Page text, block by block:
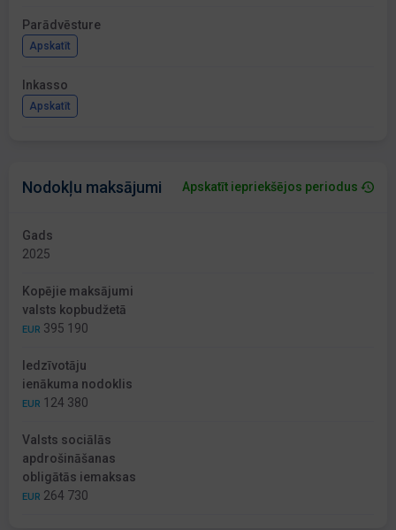
Parādvēsture
Apskatīt
Inkasso
Apskatīt
Nodokļu maksājumi Apskatīt iepriekšējos periodus
Gads
2025
Kopējie maksājumi
valsts kopbudžetā
EUR 395 190
Iedzīvotāju
ienākuma nodoklis
EUR 124 380
Valsts sociālās
apdrošināšanas
obligātās iemaksas
EUR 264 730